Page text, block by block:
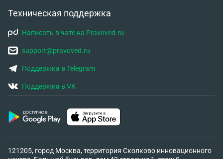
Техническая поддержка
Написать в чате на Pravoved.ru
support@pravoved.ru
Поддержка в Telegram
Поддержка в VK
121205, город Москва, территория Сколково инновационного